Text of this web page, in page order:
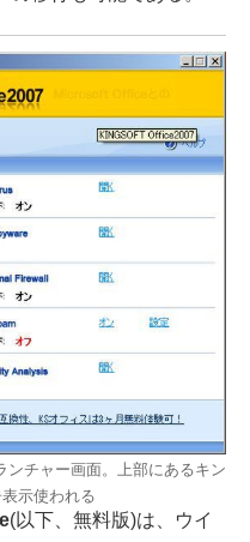
ンチャー画面。上部にあるキン
示使われる
(以下、無料版)は、ウイ